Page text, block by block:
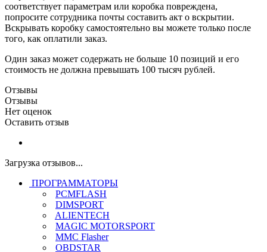
соответствует параметрам или коробка повреждена,
попросите сотрудника почты составить акт о вскрытии.
Вскрывать коробку самостоятельно вы можете только после
того, как оплатили заказ.
Один заказ может содержать не больше 10 позиций и его
стоимость не должна превышать 100 тысяч рублей.
Отзывы
Отзывы
Нет оценок
Оставить отзыв
Загрузка отзывов...
ПРОГРАММАТОРЫ
PCMFLASH
DIMSPORT
ALIENTECH
MAGIC MOTORSPORT
MMC Flasher
OBDSTAR